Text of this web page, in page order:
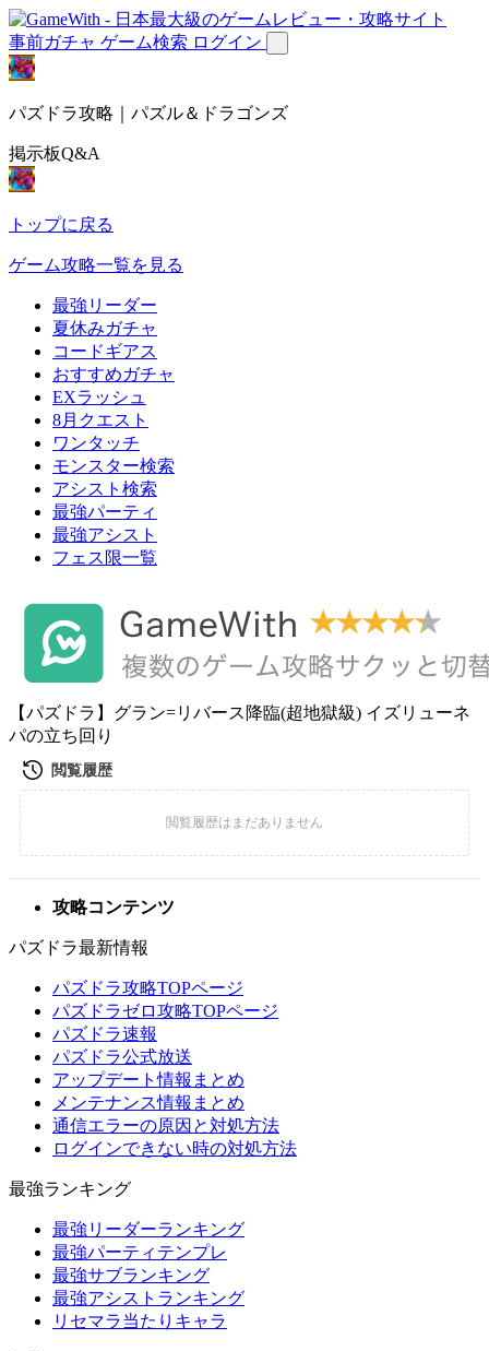
事前ガチャ ゲーム検索 ログイン
パズドラ攻略｜パズル＆ドラゴンズ
掲示板Q&A
トップに戻る
ゲーム攻略一覧を見る
最強リーダー
夏休みガチャ
コードギアス
おすすめガチャ
EXラッシュ
8月クエスト
ワンタッチ
モンスター検索
アシスト検索
最強パーティ
最強アシスト
フェス限一覧
【パズドラ】グラン=リバース降臨(超地獄級) イズリューネ
パの立ち回り
攻略コンテンツ
パズドラ最新情報
パズドラ攻略TOPページ
パズドラゼロ攻略TOPページ
パズドラ速報
パズドラ公式放送
アップデート情報まとめ
メンテナンス情報まとめ
通信エラーの原因と対処方法
ログインできない時の対処方法
最強ランキング
最強リーダーランキング
最強パーティテンプレ
最強サブランキング
最強アシストランキング
リセマラ当たりキャラ